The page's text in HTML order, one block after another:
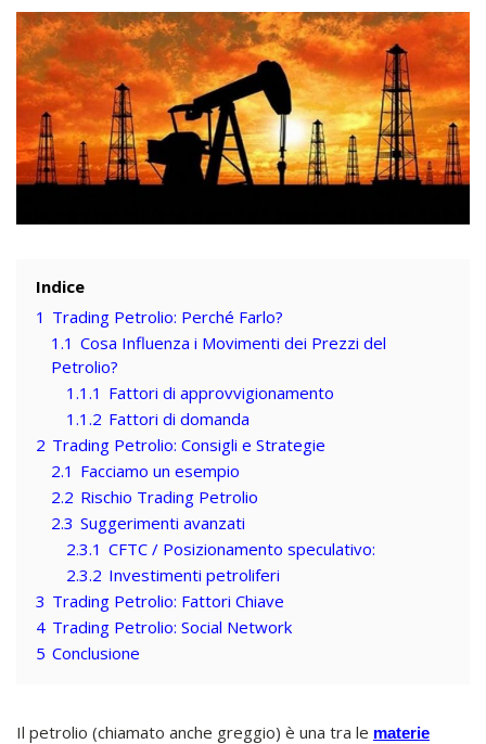
Indice
1 Trading Petrolio: Perché Farlo?
1.1 Cosa Influenza i Movimenti dei Prezzi del
Petrolio?
1.1.1 Fattori di approvvigionamento
1.1.2 Fattori di domanda
2 Trading Petrolio: Consigli e Strategie
2.1 Facciamo un esempio
2.2 Rischio Trading Petrolio
2.3 Suggerimenti avanzati
2.3.1 CFTC / Posizionamento speculativo:
2.3.2 Investimenti petroliferi
3 Trading Petrolio: Fattori Chiave
4 Trading Petrolio: Social Network
5 Conclusione
Il petrolio (chiamato anche greggio) è una tra le materie